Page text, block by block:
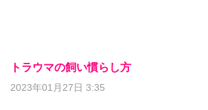
トラウマの飼い慣らし方
2023年01月27日 3:35